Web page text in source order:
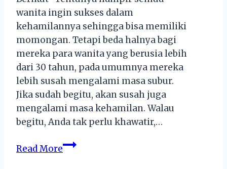
wanita ingin sukses dalam
kehamilannya sehingga bisa memiliki
momongan. Tetapi beda halnya bagi
mereka para wanita yang berusia lebih
dari 30 tahun, pada umumnya mereka
lebih susah mengalami masa subur.
Jika sudah begitu, akan susah juga
mengalami masa kehamilan. Walau
begitu, Anda tak perlu khawatir,…
Read MoreHamil